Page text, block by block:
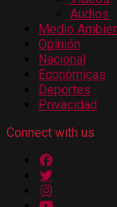
Audios
Medio
Opinión
Nacional
Económicas
Deportes
Privacidad
Connect with us